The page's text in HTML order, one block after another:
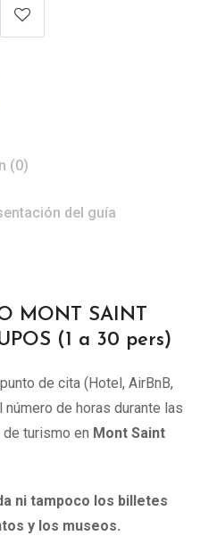
(0)
del guía
MONT SAINT
(1 a 30 pers)
de cita (Hotel, AirBnB,
de horas durante las
turismo en Mont Saint
ni tampoco los billetes
y los museos.